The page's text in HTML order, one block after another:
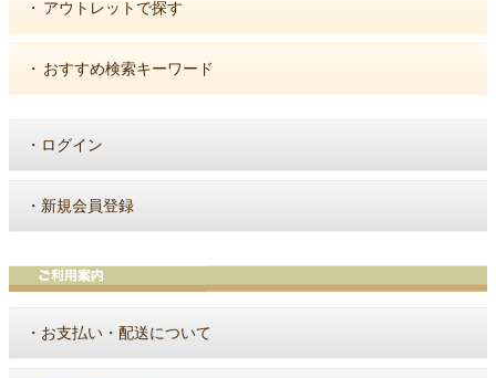
・ アウトレットで探す
・ おすすめ検索キーワード
・ ログイン
・ 新規会員登録
・ お支払い・配送について